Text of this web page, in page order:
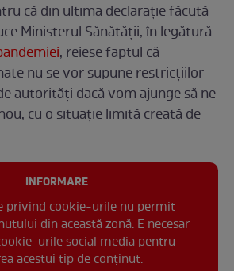
că din ultima declarație făcută
Ministerul Sănătății, în legătură
, reiese faptul că
nu se vor supune restricțiilor
autorități dacă vom ajunge să ne
cu o situație limită creată de
INFORMARE
privind cookie-urile nu permit
din această zonă. E necesar
urile social media pentru
acestui tip de conținut.